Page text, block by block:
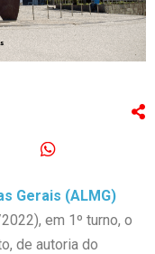
Gerais (ALMG)
em 1º turno, o
de autoria do